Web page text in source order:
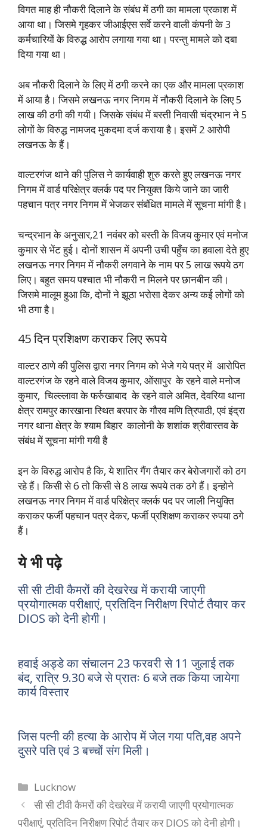
विगत माह ही नौकरी दिलाने के संबंध में ठगी का मामला प्रकाश में
आया था। जिसमे गृहकर जीआईएस सर्वे करने वाली कंपनी के 3
कर्मचारियों के विरुद्ध आरोप लगाया गया था। परन्तु मामले को दबा
दिया गया था।
अब नौकरी दिलाने के लिए में ठगी करने का एक और मामला प्रकाश
में आया है। जिसमे लखनऊ नगर निगम में नौकरी दिलाने के लिए 5
लाख की ठगी की गयी। जिसके संबंध में बस्ती निवासी चंद्रभान ने 5
लोगों के विरुद्ध नामजद मुकदमा दर्ज कराया है। इसमें 2 आरोपी
लखनऊ के हैं।
वाल्टरगंज थाने की पुलिस ने कार्यवाही शुरु करते हुए लखनऊ नगर
निगम में वार्ड परिक्षेत्र क्लर्क पद पर नियुक्त किये जाने का जारी
पहचान पत्र नगर निगम में भेजकर संबंधित मामले में सूचना मांगी है।
चन्द्रभान के अनुसार,21 नवंबर को बस्ती के विजय कुमार एवं मनोज
कुमार से भेंट हुई। दोनों शासन में अपनी उची पहुँच का हवाला देते हुए
लखनऊ नगर निगम में नौकरी लगवाने के नाम पर 5 लाख रूपये ठग
लिए। बहुत समय पश्चात भी नौकरी न मिलने पर छानबीन की।
जिसमे मालूम हुआ कि, दोनों ने झूठा भरोसा देकर अन्य कई लोगों को
भी ठगा है।
45 दिन प्रशिक्षण कराकर लिए रूपये
वाल्टर ठाणे की पुलिस द्वारा नगर निगम को भेजे गये पत्र में आरोपित
वाल्टरगंज के रहने वाले विजय कुमार, ओंसापुर के रहने वाले मनोज
कुमार, चिल्ल्लावा के फर्रुखाबाद के रहने वाले अमित, देवरिया थाना
क्षेत्र रामपुर कारखाना स्थित बरपार के गौरव मणि त्रिपाठी, एवं इंद्रा
नगर थाना क्षेत्र के श्याम बिहार कालोनी के शशांक श्रीवास्तव के
संबंध में सूचना मांगी गयी है
इन के विरुद्ध आरोप है कि, ये शातिर गैंग तैयार कर बेरोजगारों को ठग
रहे हैं। किसी से 6 तो किसी से 8 लाख रूपये तक ठगे हैं। इन्होने
लखनऊ नगर निगम में वार्ड परिक्षेत्र क्लर्क पद पर जाली नियुक्ति
कराकर फर्जी पहचान पत्र देकर, फर्जी प्रशिक्षण कराकर रुपया ठगे
हैं।
ये भी पढ़े
सी सी टीवी कैमरों की देखरेख में करायी जाएगी
प्रयोगात्मक परीक्षाएं, प्रतिदिन निरीक्षण रिपोर्ट तैयार कर
DIOS को देनी होगी।
हवाई अड्डे का संचालन 23 फरवरी से 11 जुलाई तक
बंद, रात्रि 9.30 बजे से प्रातः 6 बजे तक किया जायेगा
कार्य विस्तार
जिस पत्नी की हत्या के आरोप में जेल गया पति,वह अपने
दुसरे पति एवं 3 बच्चों संग मिली।
Categories
Lucknow
सी सी टीवी कैमरों की देखरेख में करायी जाएगी प्रयोगात्मक
परीक्षाएं, प्रतिदिन निरीक्षण रिपोर्ट तैयार कर DIOS को देनी होगी।